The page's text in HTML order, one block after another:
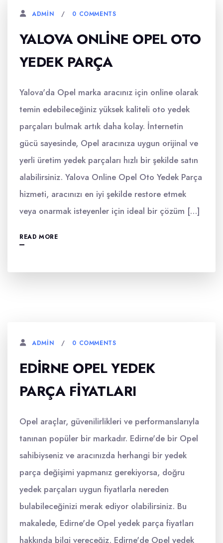
ADMIN 0 COMMENTS
YALOVA ONLINE OPEL OTO
YEDEK PARÇA
Yalova'da Opel marka aracınız için online olarak
temin edebileceğiniz yüksek kaliteli oto yedek
parçaları bulmak artık daha kolay. İnternetin
gücü sayesinde, Opel aracınıza uygun orijinal ve
yerli üretim yedek parçaları hızlı bir şekilde satın
alabilirsiniz. Yalova Online Opel Oto Yedek Parça
hizmeti, aracınızı en iyi şekilde restore etmek
veya onarmak isteyenler için ideal bir çözüm […]
READ MORE
ADMIN 0 COMMENTS
EDIRNE OPEL YEDEK
PARÇA FIYATLARI
Opel araçlar, güvenilirlikleri ve performanslarıyla
tanınan popüler bir markadır. Edirne'de bir Opel
sahibiyseniz ve aracınızda herhangi bir yedek
parça değişimi yapmanız gerekiyorsa, doğru
yedek parçaları uygun fiyatlarla nereden
bulabileceğinizi merak ediyor olabilirsiniz. Bu
makalede, Edirne'de Opel yedek parça fiyatları
hakkında bilgi vereceğiz. Edirne'de Opel yedek